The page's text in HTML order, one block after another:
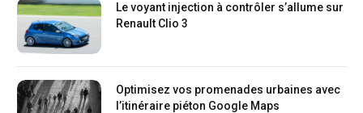
Le voyant injection à contrôler s’allume sur
Renault Clio 3
Optimisez vos promenades urbaines avec
l’itinéraire piéton Google Maps